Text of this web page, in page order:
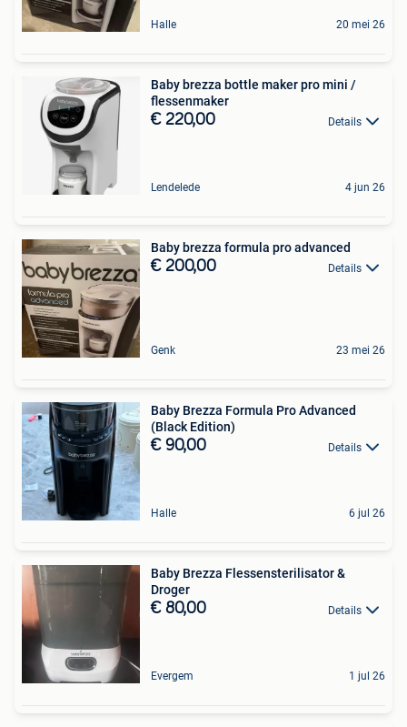
Halle 20 mei 26
Baby brezza bottle maker pro mini /
flessenmaker
€ 220,00 Details
Lendelede 4 jun 26
Baby brezza formula pro advanced
€ 200,00 Details
Genk 23 mei 26
Baby Brezza Formula Pro Advanced
(Black Edition)
€ 90,00 Details
Halle 6 jul 26
Baby Brezza Flessensterilisator &
Droger
€ 80,00 Details
Evergem 1 jul 26